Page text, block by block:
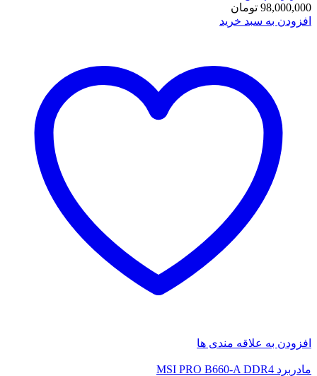
98,000,000 تومان
افزودن به سبد خرید
افزودن به علاقه مندی ها
مادربرد MSI PRO B660-A DDR4